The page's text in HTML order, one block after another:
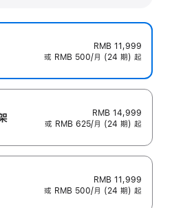
RMB 11,999
或 RMB 500/月 (24 期) 起
RMB 14,999
或 RMB 625/月 (24 期) 起
RMB 11,999
或 RMB 500/月 (24 期) 起